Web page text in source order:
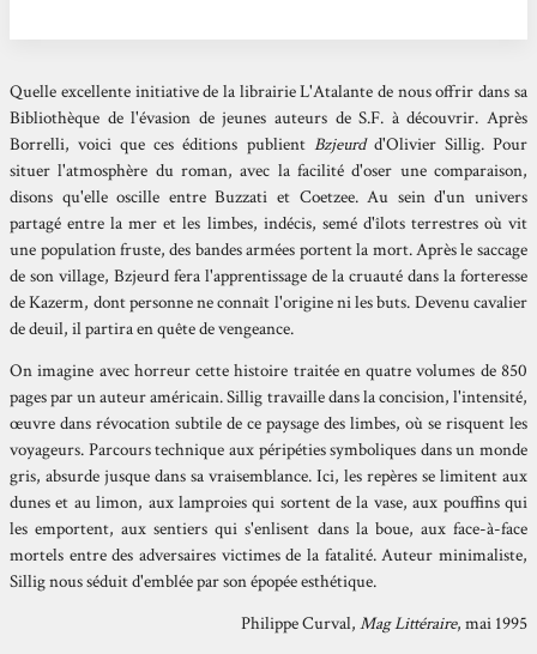
Quelle excellente initiative de la librairie L'Atalante de nous offrir dans sa
Bibliothèque de l'évasion de jeunes auteurs de S.F. à découvrir. Après
Borrelli, voici que ces éditions publientBzjeurdd'Olivier Sillig. Pour
situer l'atmosphère du roman, avec la facilité d'oser une comparaison,
disons qu'elle oscille entre Buzzati et Coetzee. Au sein d'un univers
partagé entre la mer et les limbes, indécis, semé d'îlots terrestres où vit
une population fruste, des bandes armées portent la mort. Après le saccage
de son village, Bzjeurd fera l'apprentissage de la cruauté dans la forteresse
de Kazerm, dont personne ne connaît l'origine ni les buts. Devenu cavalier
de deuil, il partira en quête de vengeance.
On imagine avec horreur cette histoire traitée en quatre volumes de 850
pages par un auteur américain. Sillig travaille dans la concision, l'intensité,
œuvre dans révocation subtile de ce paysage des limbes, où se risquent les
voyageurs. Parcours technique aux péripéties symboliques dans un monde
gris, absurde jusque dans sa vraisemblance. Ici, les repères se limitent aux
dunes et au limon, aux lamproies qui sortent de la vase, aux pouffins qui
les emportent, aux sentiers qui s'enlisent dans la boue, aux face-à-face
mortels entre des adversaires victimes de la fatalité. Auteur minimaliste,
Sillig nous séduit d'emblée par son épopée esthétique.
Philippe Curval, Mag Littéraire, mai 1995